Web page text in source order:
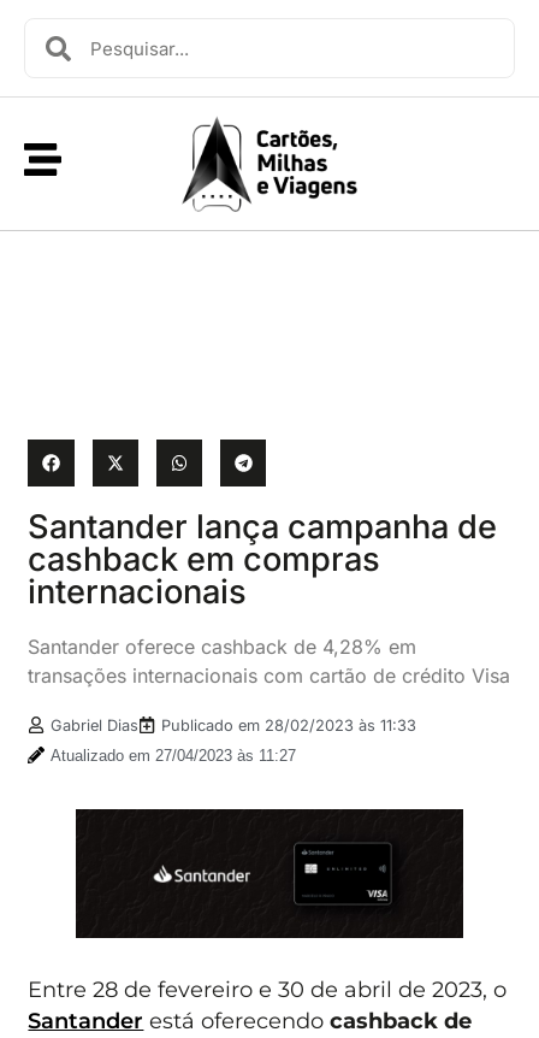
Santander lança campanha de
cashback em compras
internacionais
Santander oferece cashback de 4,28% em
transações internacionais com cartão de crédito Visa
Gabriel Dias Publicado em 28/02/2023 às 11:33
Atualizado em 27/04/2023 às 11:27
Entre 28 de fevereiro e 30 de abril de 2023, o
Santander está oferecendocashback de